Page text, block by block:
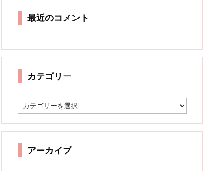
最近のコメント
カテゴリー
テ
リ
アーカイブ